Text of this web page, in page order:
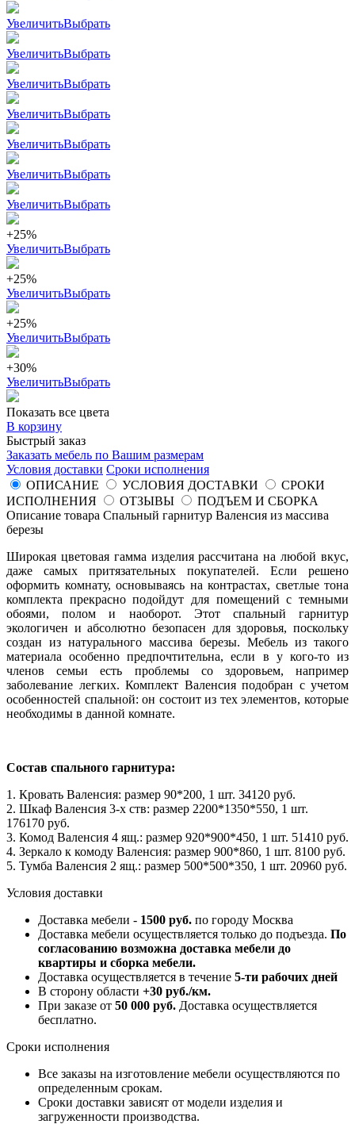
УвеличитьВыбрать
УвеличитьВыбрать
УвеличитьВыбрать
УвеличитьВыбрать
УвеличитьВыбрать
УвеличитьВыбрать
УвеличитьВыбрать
+25%
УвеличитьВыбрать
+25%
УвеличитьВыбрать
+25%
УвеличитьВыбрать
+30%
УвеличитьВыбрать
Показать все цвета
В корзину
Быстрый заказ
Заказать мебель по Вашим размерам
Условия доставки Сроки исполнения
ОПИСАНИЕ
УСЛОВИЯ ДОСТАВКИ
СРОКИ
ИСПОЛНЕНИЯ
ОТЗЫВЫ
ПОДЪЕМ И СБОРКА
Описание товара Спальный гарнитур Валенсия из массива
березы
Широкая цветовая гамма изделия рассчитана на любой вкус,
даже самых притязательных покупателей. Если решено
оформить комнату, основываясь на контрастах, светлые тона
комплекта прекрасно подойдут для помещений с темными
обоями, полом и наоборот. Этот спальный гарнитур
экологичен и абсолютно безопасен для здоровья, поскольку
создан из натурального массива березы. Мебель из такого
материала особенно предпочтительна, если в у кого-то из
членов семьи есть проблемы со здоровьем, например
заболевание легких. Комплект Валенсия подобран с учетом
особенностей спальной: он состоит из тех элементов, которые
необходимы в данной комнате.
Состав спального гарнитура:
1. Кровать Валенсия: размер 90*200, 1 шт. 34120 руб.
2. Шкаф Валенсия 3-х ств: размер 2200*1350*550, 1 шт.
176170 руб.
3. Комод Валенсия 4 ящ.: размер 920*900*450, 1 шт. 51410 руб.
4. Зеркало к комоду Валенсия: размер 900*860, 1 шт. 8100 руб.
5. Тумба Валенсия 2 ящ.: размер 500*500*350, 1 шт. 20960 руб.
Условия доставки
Доставка мебели - 1500 руб. по городу Москва
Доставка мебели осуществляется только до подъезда. По
согласованию возможна доставка мебели до
квартиры и сборка мебели.
Доставка осуществляется в течение 5-ти рабочих дней
В сторону области +30 руб./км.
При заказе от 50 000 руб. Доставка осуществляется
бесплатно.
Сроки исполнения
Все заказы на изготовление мебели осуществляются по
определенным срокам.
Сроки доставки зависят от модели изделия и
загруженности производства.